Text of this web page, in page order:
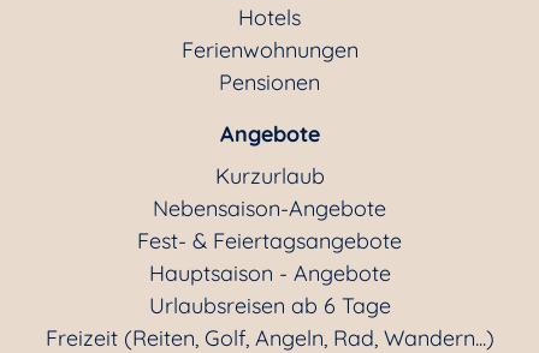
Hotels
Ferienwohnungen
Pensionen
Angebote
Kurzurlaub
Nebensaison-Angebote
Fest- & Feiertagsangebote
Hauptsaison - Angebote
Urlaubsreisen ab 6 Tage
Freizeit (Reiten, Golf, Angeln, Rad, Wandern...)